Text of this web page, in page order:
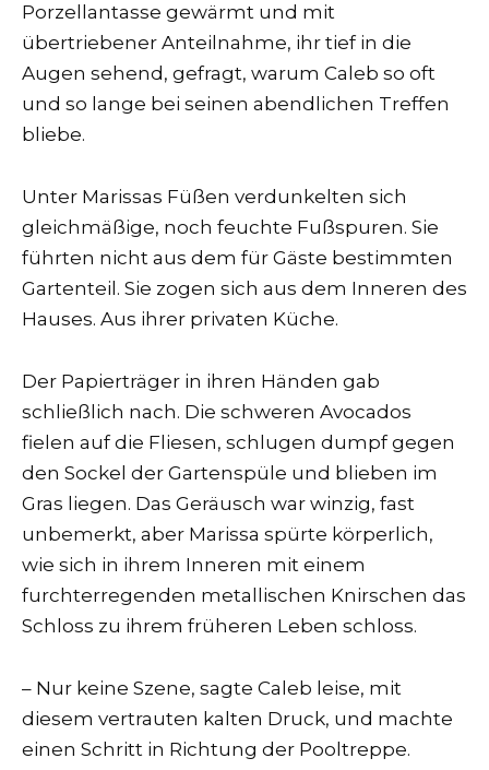
Porzellantasse gewärmt und mit
übertriebener Anteilnahme, ihr tief in die
Augen sehend, gefragt, warum Caleb so oft
und so lange bei seinen abendlichen Treffen
bliebe.
Unter Marissas Füßen verdunkelten sich
gleichmäßige, noch feuchte Fußspuren. Sie
führten nicht aus dem für Gäste bestimmten
Gartenteil. Sie zogen sich aus dem Inneren des
Hauses. Aus ihrer privaten Küche.
Der Papierträger in ihren Händen gab
schließlich nach. Die schweren Avocados
fielen auf die Fliesen, schlugen dumpf gegen
den Sockel der Gartenspüle und blieben im
Gras liegen. Das Geräusch war winzig, fast
unbemerkt, aber Marissa spürte körperlich,
wie sich in ihrem Inneren mit einem
furchterregenden metallischen Knirschen das
Schloss zu ihrem früheren Leben schloss.
– Nur keine Szene, sagte Caleb leise, mit
diesem vertrauten kalten Druck, und machte
einen Schritt in Richtung der Pooltreppe.